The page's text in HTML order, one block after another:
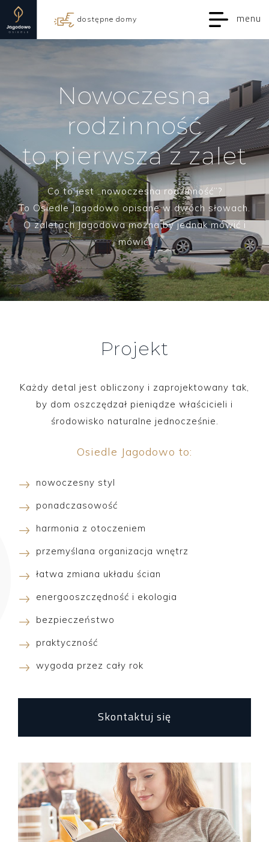
menu
dostępne domy
Nowoczesna
rodzinność
to pierwsza z zalet
Co to jest „nowoczesna rodzinność”?
To Osiedle Jagodowo opisane w dwóch słowach.
O zaletach Jagodowa można by jednak mówić i
mówić.
Projekt
Każdy detal jest obliczony i zaprojektowany tak,
by dom oszczędzał pieniądze właścicieli i
środowisko naturalne jednocześnie.
Osiedle Jagodowo to:
nowoczesny styl
ponadczasowość
harmonia z otoczeniem
przemyślana organizacja wnętrz
łatwa zmiana układu ścian
energooszczędność i ekologia
bezpieczeństwo
praktyczność
wygoda przez cały rok
Skontaktuj się